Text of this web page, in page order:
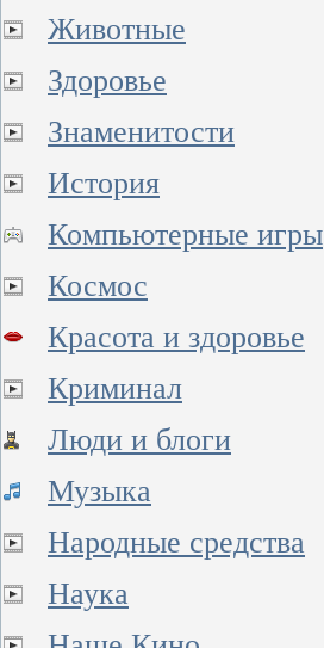
Животные
Здоровье
Знаменитости
История
Компьютерные игры
Космос
Красота и здоровье
Криминал
Люди и блоги
Музыка
Народные средства
Наука